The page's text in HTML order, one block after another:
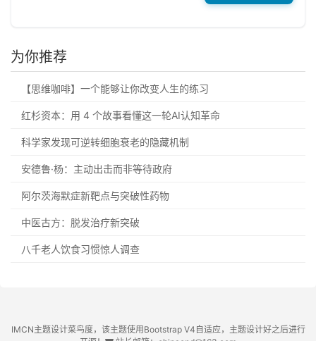
为你推荐
【思维咖啡】一个能够让你改变人生的练习
红杉资本：用 4 个故事看懂这一轮AI认知革命
科学家发现可逆转细胞衰老的隐藏机制
安德鲁·杨：主动出击而非等待政府
阿尔茨海默症新靶点与突破性药物
中医古方：脱发治疗新突破
八千老人饮食习惯惊人调查
IMCN主题设计菜鸟度，该主题使用Bootstrap V4自适应，主题设计好之后进行